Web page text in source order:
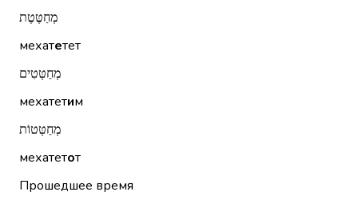
מְחַטֶּטֶת
мехатетет
מְחַטְּטִים
мехатетим
מְחַטְּטוֹת
мехатетот
Прошедшее время